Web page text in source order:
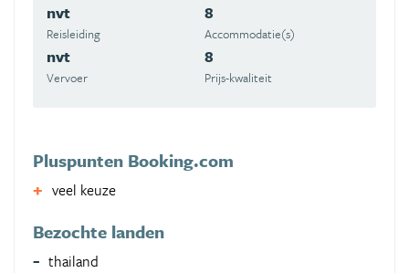
nvt
Reisleiding
8
Accommodatie(s)
nvt
Vervoer
8
Prijs-kwaliteit
Pluspunten Booking.com
veel keuze
Bezochte landen
thailand